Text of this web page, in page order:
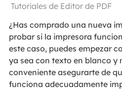
Tutoriales de Editor de PDF
¿Has comprado una nueva
probar si la impresora
este caso, puedes empezar
ya sea con texto en blanco y
conveniente asegurarte de
funciona adecuadamente